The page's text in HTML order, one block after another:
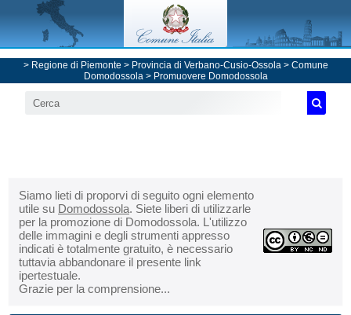
> Regione di Piemonte > Provincia di Verbano-Cusio-Ossola> Comune
Domodossola> Promuovere Domodossola
Siamo lieti di proporvi di seguito ogni elemento
utile su Domodossola. Siete liberi di utilizzarle
per la promozione di Domodossola. L'utilizzo
delle immagini e degli strumenti appresso
indicati è totalmente gratuito, è necessario
tuttavia abbandonare il presente link
ipertestuale.
Grazie per la comprensione...